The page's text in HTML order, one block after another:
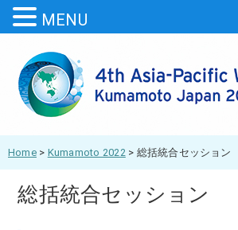
Home> Kumamoto 2022> 総括統合セッション
総括統合セッション
MENU